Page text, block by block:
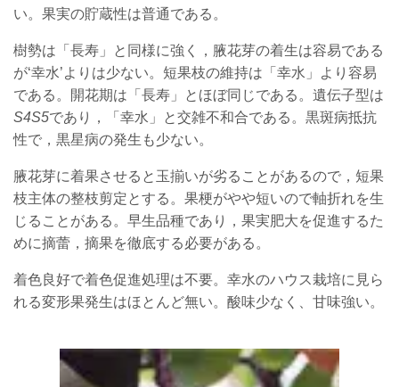
い。果実の貯蔵性は普通である。
樹勢は「長寿」と同様に強く，腋花芽の着生は容易である
が‘幸水’よりは少ない。短果枝の維持は「幸水」より容易
である。開花期は「長寿」とほぼ同じである。 遺伝子型は
S4S5であり，「幸水」と交雑不和合である。黒斑病抵抗
性で，黒星病の発生も少ない。
腋花芽に着果させると玉揃いが劣ることがあるので，短果
枝主体の整枝剪定とする。果梗がやや短いので軸折れを生
じることがある。早生品種であり，果実肥大を促進するた
めに摘蕾，摘果を徹底する必要がある。
着色良好で着色促進処理は不要。幸水のハウス栽培に見ら
れる変形果発生はほとんど無い。酸味少なく、甘味強い。